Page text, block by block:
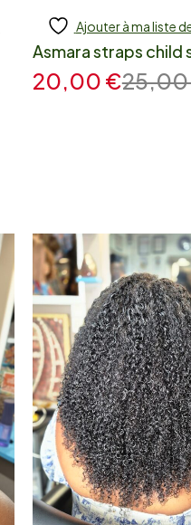
Add to cart
Ajouter à ma liste
Asmara straps child
25,00
20,00 €